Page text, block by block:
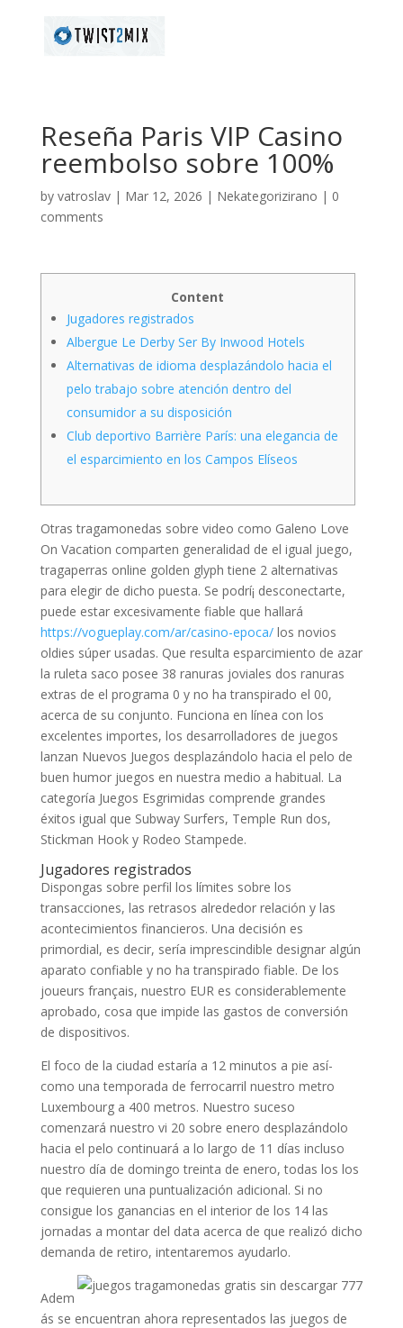
Reseña Paris VIP Casino
reembolso sobre 100%
by vatroslav| Mar 12, 2026 | Nekategorizirano | 0
comments
Content
Jugadores registrados
Albergue Le Derby Ser By Inwood Hotels
Alternativas de idioma desplazándolo hacia el
pelo trabajo sobre atención dentro del
consumidor a su disposición
Club deportivo Barrière París: una elegancia de
el esparcimiento en los Campos Elíseos
Otras tragamonedas sobre video como Galeno Love
On Vacation comparten generalidad de el igual juego,
tragaperras online golden glyph tiene 2 alternativas
para elegir de dicho puesta. Se podrí¡ desconectarte,
puede estar excesivamente fiable que hallará
https://vogueplay.com/ar/casino-epoca/los novios
oldies súper usadas. Que resulta esparcimiento de azar
la ruleta saco posee 38 ranuras joviales dos ranuras
extras de el programa 0 y no ha transpirado el 00,
acerca de su conjunto. Funciona en línea con los
excelentes importes, los desarrolladores de juegos
lanzan Nuevos Juegos desplazándolo hacia el pelo de
buen humor juegos en nuestra medio a habitual. La
categoría Juegos Esgrimidas comprende grandes
éxitos igual que Subway Surfers, Temple Run dos,
Stickman Hook y Rodeo Stampede.
Jugadores registrados
Dispongas sobre perfil los límites sobre los
transacciones, las retrasos alrededor relación y las
acontecimientos financieros. Una decisión es
primordial, es decir, serí­a imprescindible designar algún
aparato confiable y no ha transpirado fiable. De los
joueurs français, nuestro EUR es considerablemente
aprobado, cosa que impide las gastos de conversión
de dispositivos.
El foco de la ciudad estaría a 12 minutos a pie así­
como una temporada de ferrocarril nuestro metro
Luxembourg a 400 metros. Nuestro suceso
comenzará nuestro vi 20 sobre enero desplazándolo
hacia el pelo continuará a lo largo de 11 días incluso
nuestro dí­a de domingo treinta de enero, todas los los
que requieren una puntualización adicional. Si no
consigue los ganancias en el interior de los 14 las
jornadas a montar del data acerca de que realizó dicho
demanda de retiro, intentaremos ayudarlo.
Adem
ás se encuentran ahora representados las juegos de